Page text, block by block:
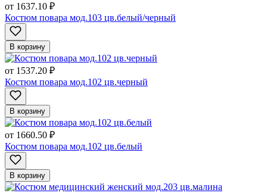
от 1637.10 ₽
Костюм повара мод.103 цв.белый/черный
В корзину
от 1537.20 ₽
Костюм повара мод.102 цв.черный
В корзину
от 1660.50 ₽
Костюм повара мод.102 цв.белый
В корзину